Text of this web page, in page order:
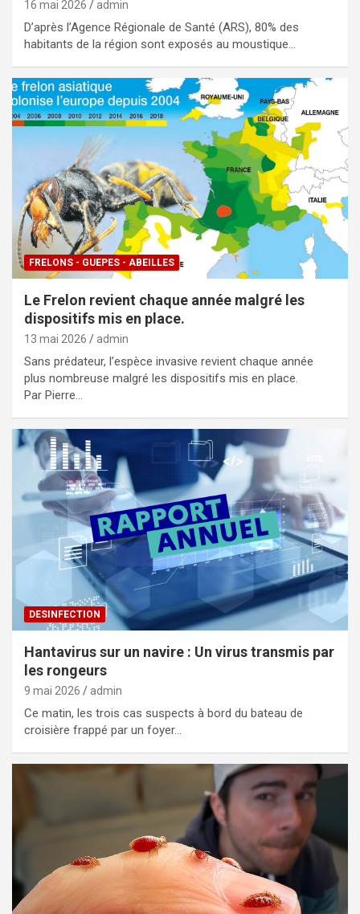
16 mai 2026 admin
D’après l’Agence Régionale de Santé (ARS), 80% des
habitants de la région sont exposés au moustique…
FRELONS - GUEPES - ABEILLES
Le Frelon revient chaque année malgré les
dispositifs mis en place.
13 mai 2026 admin
Sans prédateur, l’espèce invasive revient chaque année
plus nombreuse malgré les dispositifs mis en place.
Par Pierre…
DESINFECTION
Hantavirus sur un navire : Un virus transmis par
les rongeurs
9 mai 2026 admin
Ce matin, les trois cas suspects à bord du bateau de
croisière frappé par un foyer…